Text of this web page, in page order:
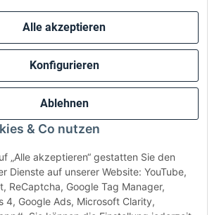
Alle akzeptieren
Konfigurieren
Ablehnen
& Co nutzen
„Alle akzeptieren“ gestatten Sie den
Dienste auf unserer Website: YouTube,
ReCaptcha, Google Tag Manager,
4, Google Ads, Microsoft Clarity,